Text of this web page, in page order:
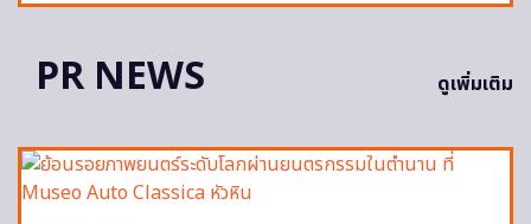
PR NEWS ดูเพิ่มเติม